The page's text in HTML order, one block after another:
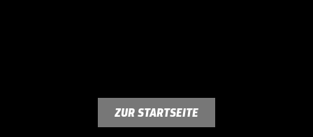
ZUR STARTSEITE